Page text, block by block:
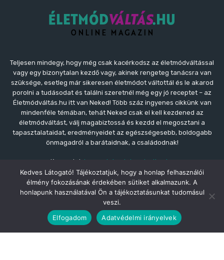
Teljesen mindegy, hogy még csak kacérkodsz az életmódváltással
vagy egy bizonytalan kezdő vagy, akinek rengeteg tanácsra van
szüksége, esetleg már sikeresen életmódot váltottál és le akarod
porolni a tudásodat és találni szeretnél még egy jó receptet – az
Életmódváltás.hu itt van Neked! Több száz ingyenes cikkünk van
mindenféle témában, tehát Neked csak el kell kezdened az
életmódváltást, válj magabiztossá és kezdd el megosztani a
tapasztalataidat, eredményeidet az egészségesebb, boldogabb
önmagadról a barátaidnak, a családodnak!
Kapcsolat: kapcsolat@eletmodvaltas.hu
Partnerünk Webműsor.hu - Az online műsorújság
Kedves Látogató! Tájékoztatjuk, hogy a honlap felhasználói
élmény fokozásának érdekében sütiket alkalmazunk. A
honlapunk használatával Ön a tájékoztatásunkat tudomásul
veszi.
Elfogadom
Adatvédelmi irányelvek